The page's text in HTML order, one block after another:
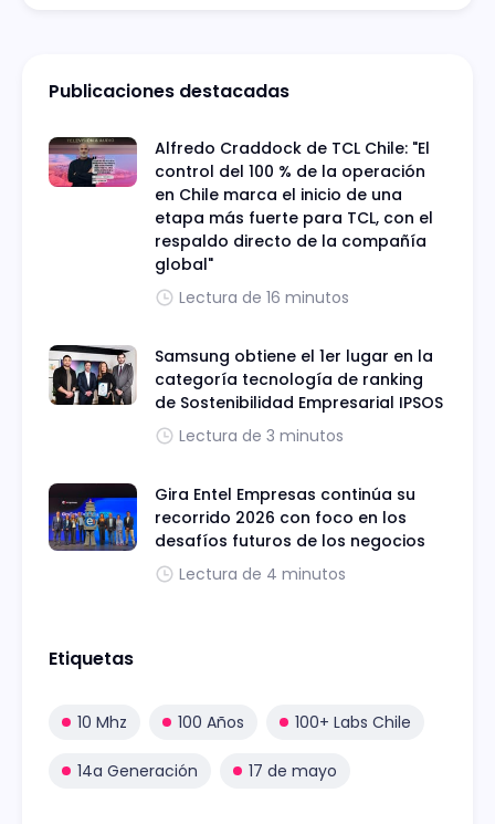
Publicaciones destacadas
Alfredo Craddock de TCL Chile: "El
control del 100 % de la operación
en Chile marca el inicio de una
etapa más fuerte para TCL, con el
respaldo directo de la compañía
global"
Lectura de 16 minutos
Samsung obtiene el 1er lugar en la
categoría tecnología de ranking
de Sostenibilidad Empresarial IPSOS
Lectura de 3 minutos
Gira Entel Empresas continúa su
recorrido 2026 con foco en los
desafíos futuros de los negocios
Lectura de 4 minutos
Etiquetas
10 Mhz 100 Años 100+ Labs Chile
14a Generación 17 de mayo